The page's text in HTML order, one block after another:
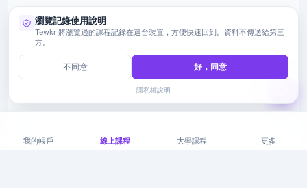
我的帳戶 線上課程 大學課程 更多
瀏覽記錄使用說明
Tewkr 將瀏覽過的課程記錄在這台裝置，方便快速回到。資料不傳送給第三
方。
不同意 好，同意
隱私權說明